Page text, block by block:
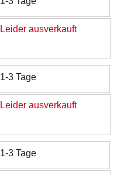
Leider ausverkauft
1-3 Tage
Leider ausverkauft
1-3 Tage